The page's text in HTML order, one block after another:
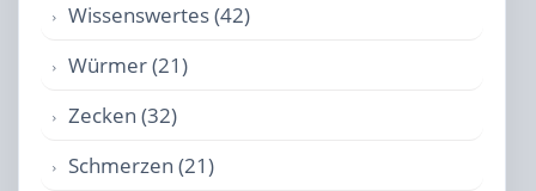
Wissenswertes (42)
Würmer (21)
Zecken (32)
Schmerzen (21)